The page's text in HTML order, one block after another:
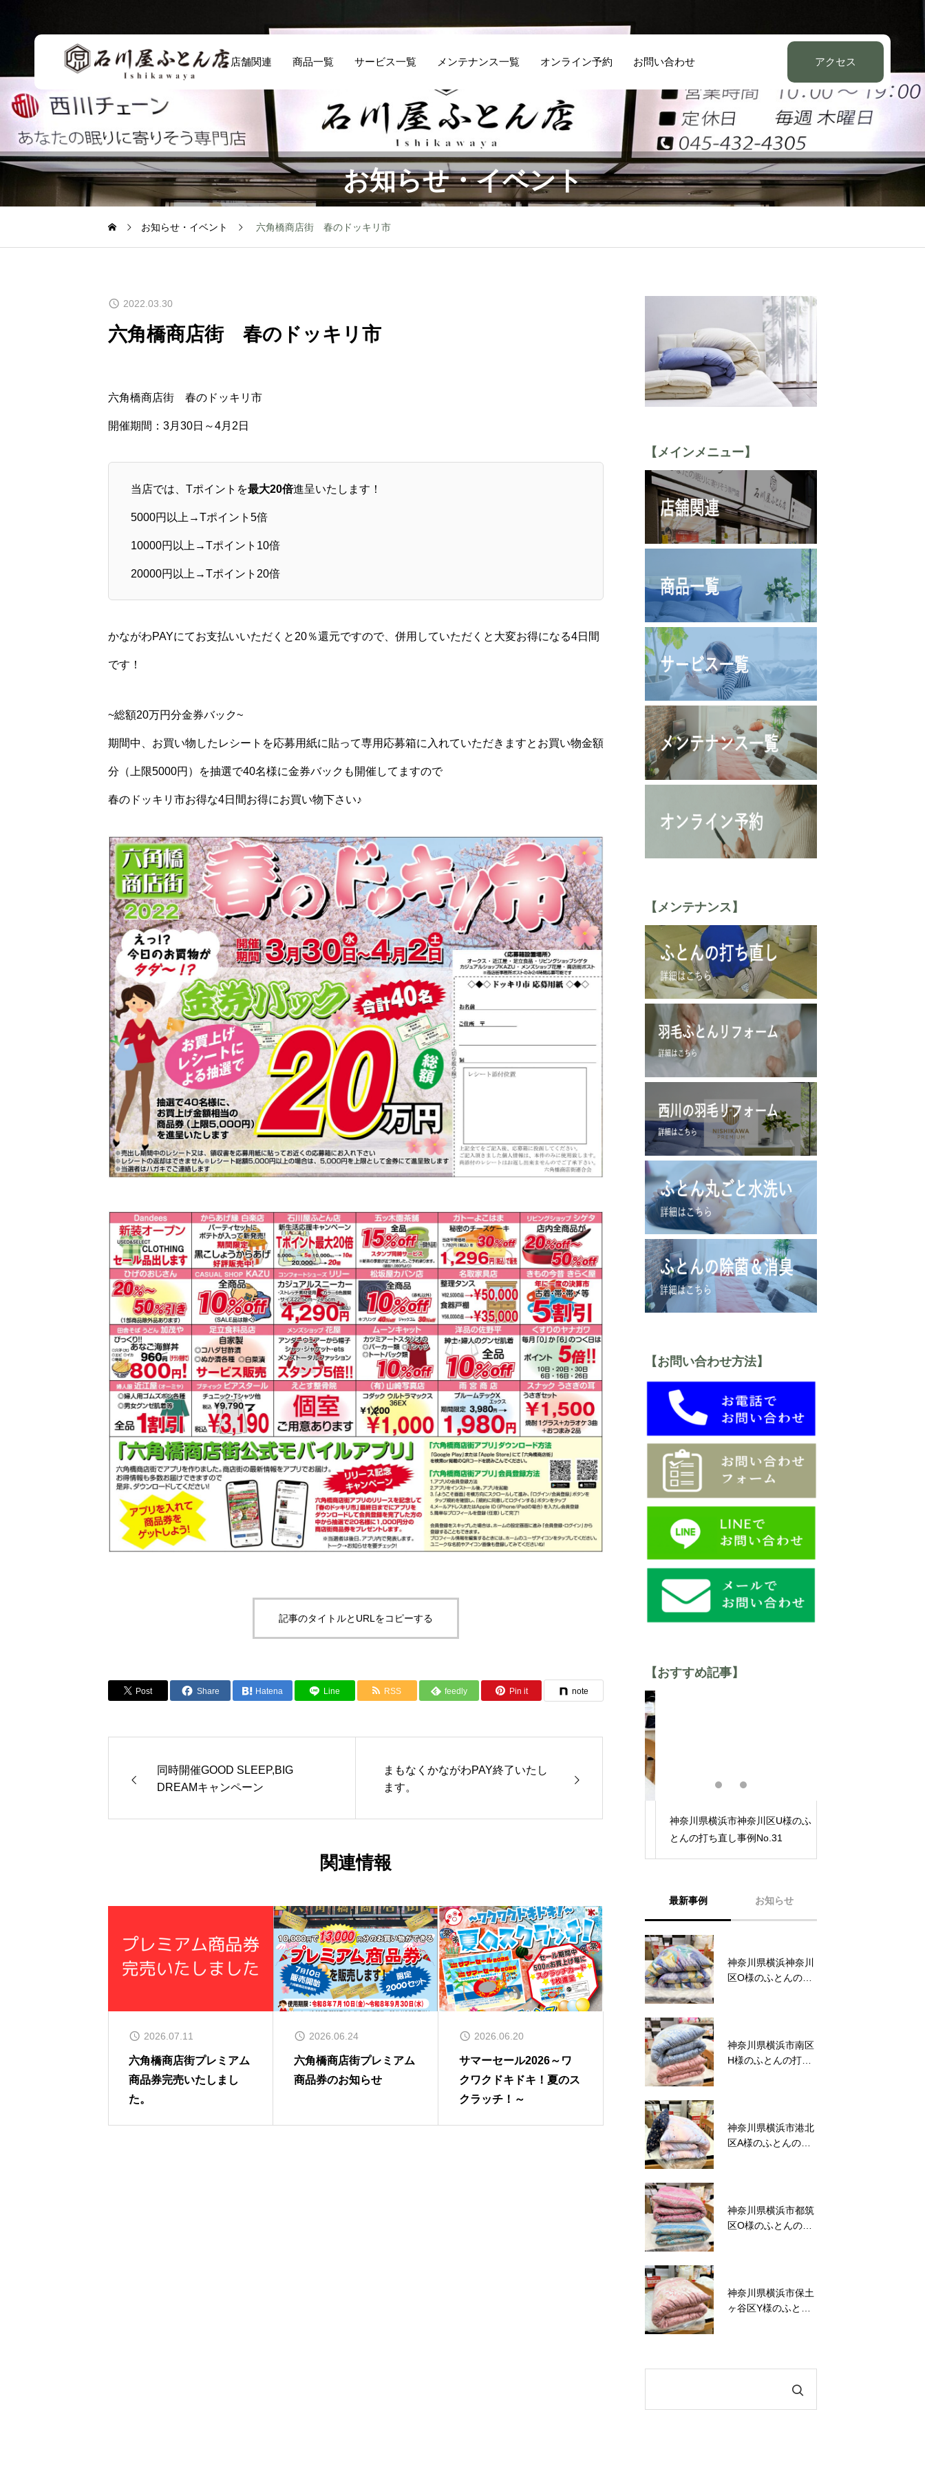
店舗関連 商品一覧 サービス一覧 メンテナンス一覧 オンライン予約 お問い合わせ アクセス
お知らせ・イベント
お知らせ・イベント 六角橋商店街 春のドッキリ市
2022.03.30
六角橋商店街 春のドッキリ市
六角橋商店街 春のドッキリ市
開催期間：3月30日～4月2日
当店では、Tポイントを最大20倍進呈いたします！
5000円以上→Tポイント5倍
10000円以上→Tポイント10倍
20000円以上→Tポイント20倍
かながわPAYにてお支払いいただくと20％還元ですので、併用していただくと大変お得になる4日間
です！
~総額20万円分金券バック~
期間中、お買い物したレシートを応募用紙に貼って専用応募箱に入れていただきますとお買い物金額
分（上限5000円）を抽選で40名様に金券バックも開催してますので
春のドッキリ市お得な4日間お得にお買い物下さい♪
記事のタイトルとURLをコピーする
Post Share Hatena Line RSS feedly Pin it note
同時開催GOOD SLEEP,BIG
DREAMキャンペーン
まもなくかながわPAY終了いたし
ます。
関連情報
2026.07.11
六角橋商店街プレミアム
商品券完売いたしまし
た。
2026.06.24
六角橋商店街プレミアム
商品券のお知らせ
2026.06.20
サマーセール2026～ワ
クワクドキドキ！夏のス
クラッチ！～
【メインメニュー】
【メンテナンス】
【お問い合わせ方法】
【おすすめ記事】
神奈川県横浜市西区I様の羽毛ふ
神奈川県横浜市神奈川区U様のふ
とんの打ち直し事例No.31
最新事例 お知らせ
神奈川県横浜神奈川
区O様のふとんの打
神奈川県横浜市南区
H様のふとんの打ち
神奈川県横浜市港北
区A様のふとんの打
神奈川県横浜市都筑
区O様のふとんの打
神奈川県横浜市保土
ヶ谷区Y様のふとん
六角橋商店街プレミ
アム商品券完売いた
六角橋商店街プレミ
アム商品券のお知ら
サマーセール2026～
ワクワクドキドキ！
かながわトクトクキ
ャンペーン！『かな
六角橋商店街プレミ
アム商品券のお知ら